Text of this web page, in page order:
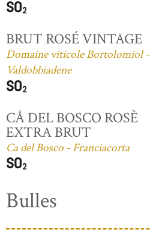
BRUT ROSÉ VINTAGE
Domaine viticole Bortolomiol -
Valdobbiadene
CÅ DEL BOSCO ROSÈ
EXTRA BRUT
Ca del Bosco - Franciacorta
Bulles